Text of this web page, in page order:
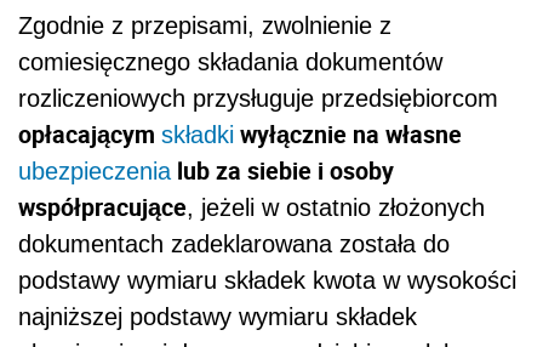
Zgodnie z przepisami, zwolnienie z
comiesięcznego składania dokumentów
rozliczeniowych przysługuje przedsiębiorcom
opłacającym składki wyłącznie na własne
ubezpieczenialub za siebie i osoby
współpracujące, jeżeli w ostatnio złożonych
dokumentach zadeklarowana została do
podstawy wymiaru składek kwota w wysokości
najniższej podstawy wymiaru składek